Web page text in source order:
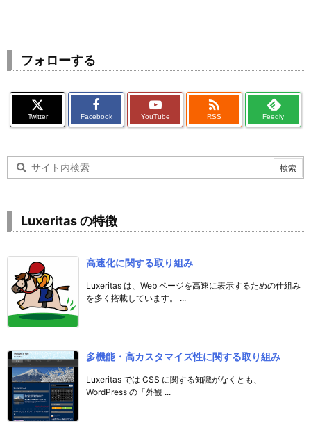
フォローする
Twitter Facebook YouTube

RSS Feedly
Luxeritas の特徴
高速化に関する取り組み
Luxeritas は、Web ページを高速に表示するための仕組み
を多く搭載しています。 ...
多機能・高カスタマイズ性に関する取り組み
Luxeritas では CSS に関する知識がなくとも、
WordPress の「外観 ...